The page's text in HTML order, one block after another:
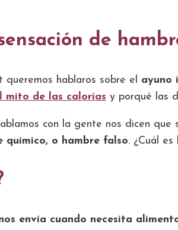
de
hablaros sobre el ayuno
mito de las calorías y porqué las
con la gente nos dicen
químico, o hambre falso. ¿Cuál
envía cuando necesita